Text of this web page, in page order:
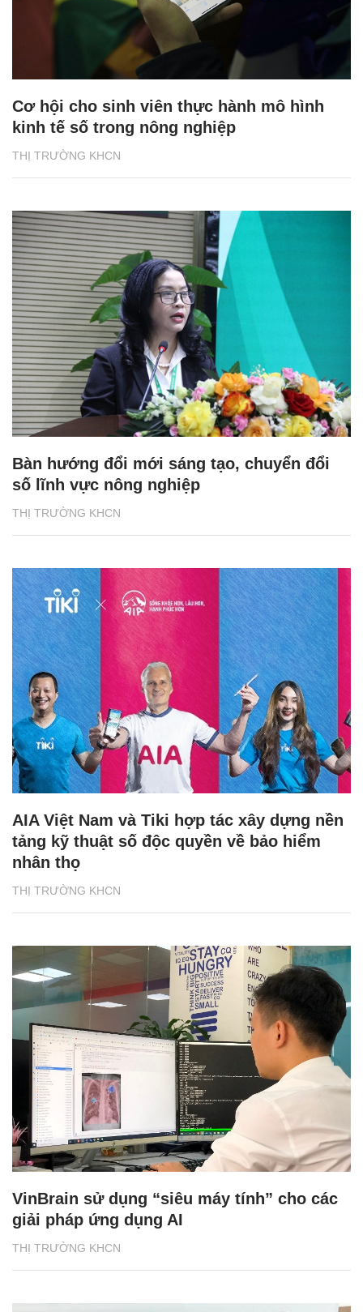
THỊ TRƯỜNG KHCN
Cơ hội cho sinh viên thực hành mô hình
kinh tế số trong nông nghiệp
THỊ TRƯỜNG KHCN
Bàn hướng đổi mới sáng tạo, chuyển đổi
số lĩnh vực nông nghiệp
THỊ TRƯỜNG KHCN
AIA Việt Nam và Tiki hợp tác xây dựng nền
tảng kỹ thuật số độc quyền về bảo hiểm
nhân thọ
THỊ TRƯỜNG KHCN
VinBrain sử dụng “siêu máy tính” cho các
giải pháp ứng dụng AI